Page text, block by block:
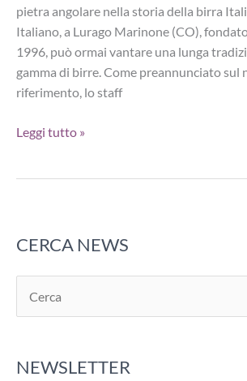
pietra angolare nella storia della birra
Italiano, a Lurago Marinone (CO),
1996, può ormai vantare una lunga
gamma di birre. Come preannunciato sul
riferimento, lo staff
Beer
gamma
che
convince
Leggi tutto »
CERCA NEWS
e
cNEWSLETTER